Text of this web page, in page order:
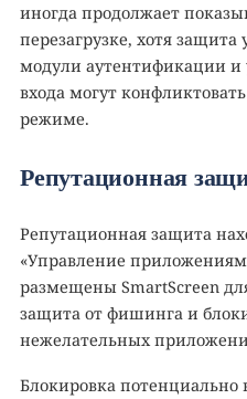
иногда продолжает
перезагрузке, хотя защита
модули аутентификации
входа могут
режиме.
Репутационная
Репутационная защита
«Управление
размещены SmartScreen
защита от фишинга и
нежелательных
Блокировка потенциально